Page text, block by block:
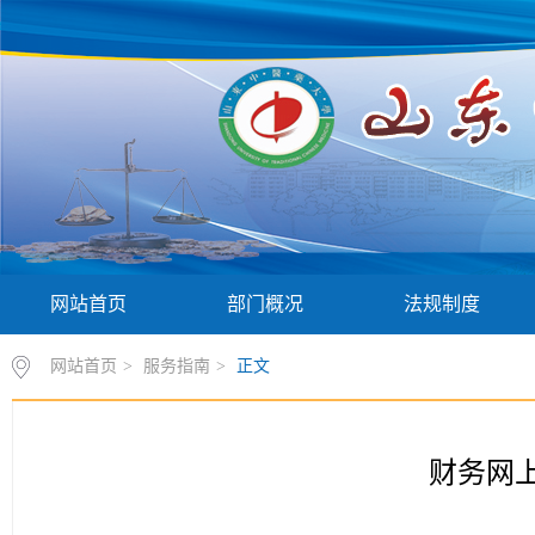
网站首页 部门概况 法规制度
网站首页 > 服务指南 > 正文
财务网